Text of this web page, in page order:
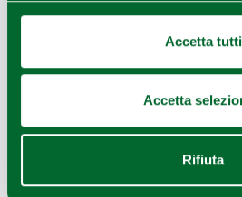
Accetta tutti
Accetta
Rifiuta
Powered byGeoapify|©
Ultimo aggiornamento